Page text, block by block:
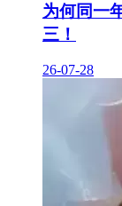
为何同一
三！
26-07-28